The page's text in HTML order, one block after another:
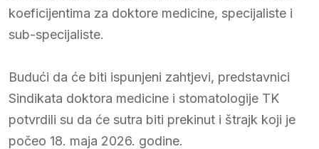
koeficijentima za doktore medicine, specijaliste i
sub-specijaliste.
Budući da će biti ispunjeni zahtjevi, predstavnici
Sindikata doktora medicine i stomatologije TK
potvrdili su da će sutra biti prekinut i štrajk koji je
počeo 18. maja 2026. godine.